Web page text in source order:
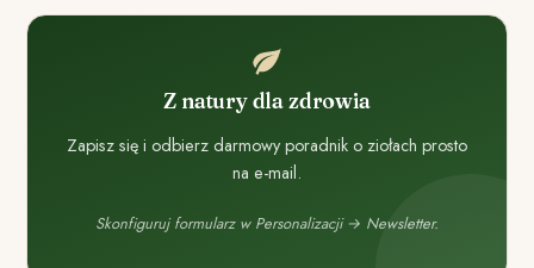
Z natury dla zdrowia
Zapisz się i odbierz darmowy poradnik o ziołach prosto
na e-mail.
Skonfiguruj formularz w Personalizacji → Newsletter.